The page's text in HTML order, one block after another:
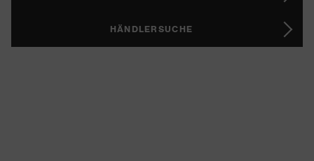
HÄNDLERSUCHE